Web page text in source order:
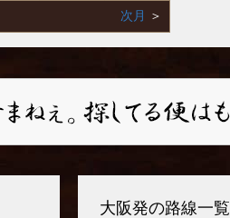
次月 ＞
大阪発の路線一覧